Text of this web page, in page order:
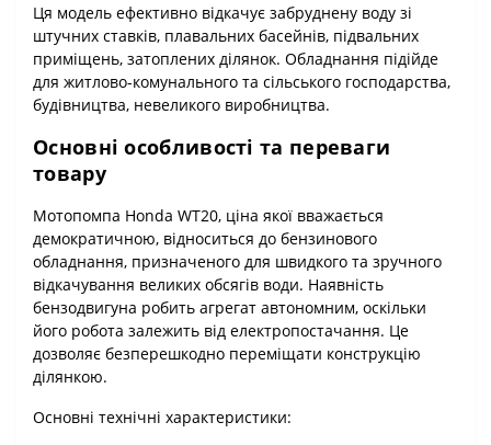
Ця модель ефективно відкачує забруднену воду зі
штучних ставків, плавальних басейнів, підвальних
приміщень, затоплених ділянок. Обладнання підійде
для житлово-комунального та сільського господарства,
будівництва, невеликого виробництва.
Основні особливості та переваги
товару
Мотопомпа Honda WT20, ціна якої вважається
демократичною, відноситься до бензинового
обладнання, призначеного для швидкого та зручного
відкачування великих обсягів води. Наявність
бензодвигуна робить агрегат автономним, оскільки
його робота залежить від електропостачання. Це
дозволяє безперешкодно переміщати конструкцію
ділянкою.
Основні технічні характеристики: